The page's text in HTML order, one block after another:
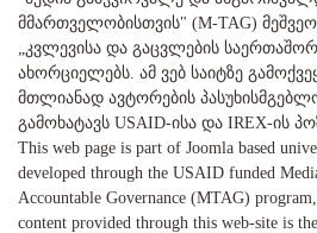
მმართველობისთვის" (M-TAG)
„კვლევისა და გაცვლების
ახორციელებს. ამ ვებ საიტზე
მთლიანად ავტორების
გამოხატავს USAID-ისა და IREX-ის
This web page is part of Joomla based
developed through the USAID funded
Accountable Governance (MTAG)
content provided through this web-site is